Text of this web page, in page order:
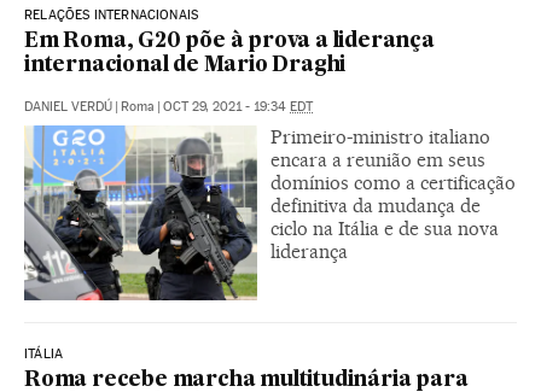
RELAÇÕES INTERNACIONAIS
Em Roma, G20 põe à prova a liderança
internacional de Mario Draghi
DANIEL VERDÚ | Roma | OCT 29, 2021 - 19:34 EDT
Primeiro-ministro italiano
encara a reunião em seus
domínios como a certificação
definitiva da mudança de
ciclo na Itália e de sua nova
liderança
ITÁLIA
Roma recebe marcha multitudinária para